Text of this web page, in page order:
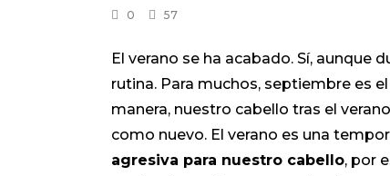
0 57
El verano se ha acabado. Sí, aunque
rutina. Para muchos, septiembre es el
manera, nuestro cabello tras el
como nuevo. El verano es una
agresiva para nuestro cabello, por